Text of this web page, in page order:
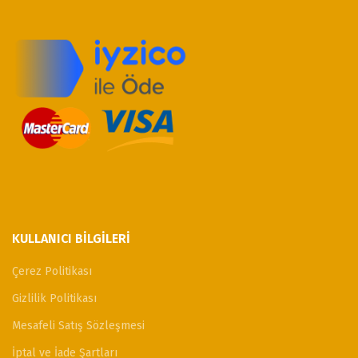
KULLANICI BILGILERI
Çerez Politikası
Gizlilik Politikası
Mesafeli Satış Sözleşmesi
İptal ve İade Şartları